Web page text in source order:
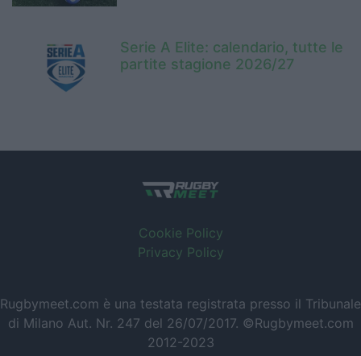
Serie A Elite: calendario, tutte le
partite stagione 2026/27
Cookie Policy
Privacy Policy
Rugbymeet.com è una testata registrata presso il Tribunale
di Milano Aut. Nr. 247 del 26/07/2017. ©Rugbymeet.com
2012-2023